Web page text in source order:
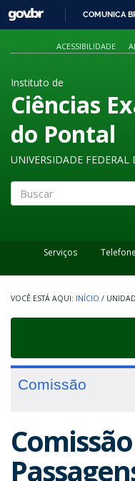
GOVBR
COMUNICA
ACESSIBILIDADE
Instituto de
Ciências
do Pontal
UNIVERSIDADE
Serviços
INÍCIO /
Comissão